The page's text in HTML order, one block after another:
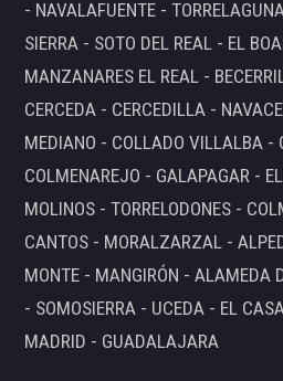
- NAVALAFUENTE -
SIERRA - SOTO DEL REAL - EL
MANZANARES EL REAL -
CERCEDA - CERCEDILLA -
MEDIANO - COLLADO VILLALBA -
COLMENAREJO - GALAPAGAR -
MOLINOS - TORRELODONES -
CANTOS - MORALZARZAL -
MONTE - MANGIRÓN - ALAMEDA
- SOMOSIERRA - UCEDA - EL
MADRID - GUADALAJARA